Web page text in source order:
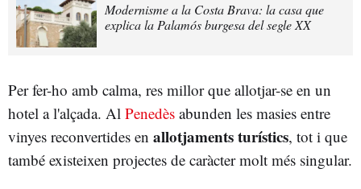
Modernisme a la Costa Brava: la casa que
explica la Palamós burgesa del segle XX
Per fer-ho amb calma, res millor que allotjar-se en un
hotel a l'alçada. Al Penedès abunden les masies entre
vinyes reconvertides en allotjaments turístics, tot i que
també existeixen projectes de caràcter molt més singular.